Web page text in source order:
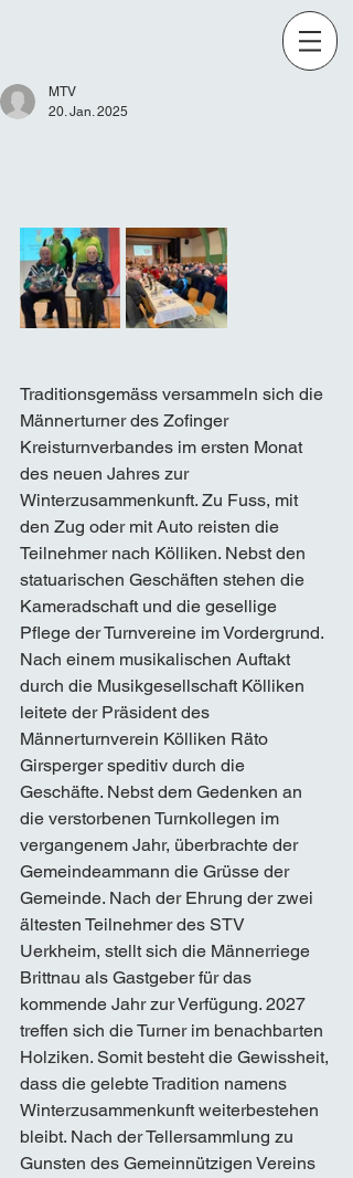
MTV
20. Jan. 2025
Traditionsgemäss versammeln sich die
Männerturner des Zofinger
Kreisturnverbandes im ersten Monat
des neuen Jahres zur
Winterzusammenkunft. Zu Fuss, mit
den Zug oder mit Auto reisten die
Teilnehmer nach Kölliken. Nebst den
statuarischen Geschäften stehen die
Kameradschaft und die gesellige
Pflege der Turnvereine im Vordergrund.
Nach einem musikalischen Auftakt
durch die Musikgesellschaft Kölliken
leitete der Präsident des
Männerturnverein Kölliken Räto
Girsperger speditiv durch die
Geschäfte. Nebst dem Gedenken an
die verstorbenen Turnkollegen im
vergangenem Jahr, überbrachte der
Gemeindeammann die Grüsse der
Gemeinde. Nach der Ehrung der zwei
ältesten Teilnehmer des STV
Uerkheim, stellt sich die Männerriege
Brittnau als Gastgeber für das
kommende Jahr zur Verfügung. 2027
treffen sich die Turner im benachbarten
Holziken. Somit besteht die Gewissheit,
dass die gelebte Tradition namens
Winterzusammenkunft weiterbestehen
bleibt. Nach der Tellersammlung zu
Gunsten des Gemeinnützigen Vereins